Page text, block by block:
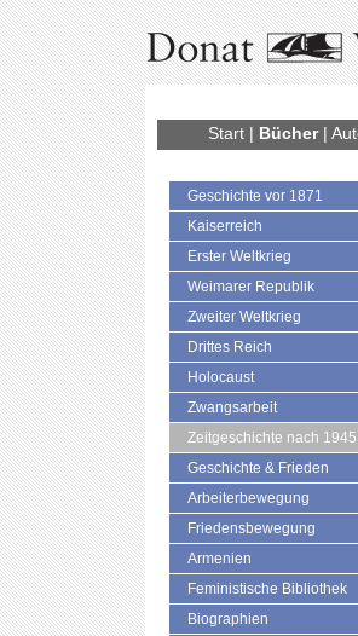
Start| Bücher|
Geschichte vor 1871
Kaiserreich
Erster Weltkrieg
Weimarer Republik
Zweiter Weltkrieg
Drittes Reich
Holocaust
Zwangsarbeit
Zeitgeschichte nach 1945
Geschichte & Frieden
Arbeiterbewegung
Friedensbewegung
Armenien
Feministische Bibliothek
Biographien